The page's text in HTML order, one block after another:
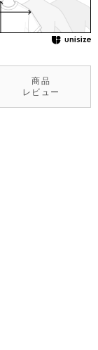
商品
レビュー